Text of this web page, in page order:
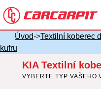
Úvod->Textilní koberec
kufru
KIA Textilní
VYBERTE TYP VAŠEHO